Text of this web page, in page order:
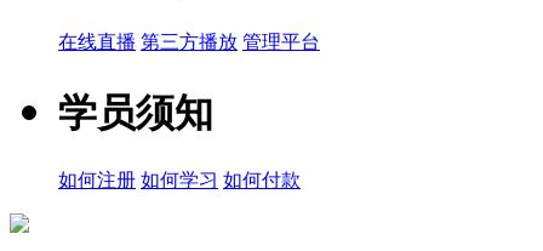
在线直播 第三方播放 管理平台
学员须知
如何注册 如何学习 如何付款